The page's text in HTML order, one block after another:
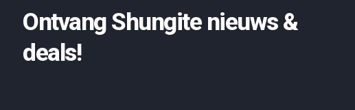
Ontvang Shungite nieuws &
deals!